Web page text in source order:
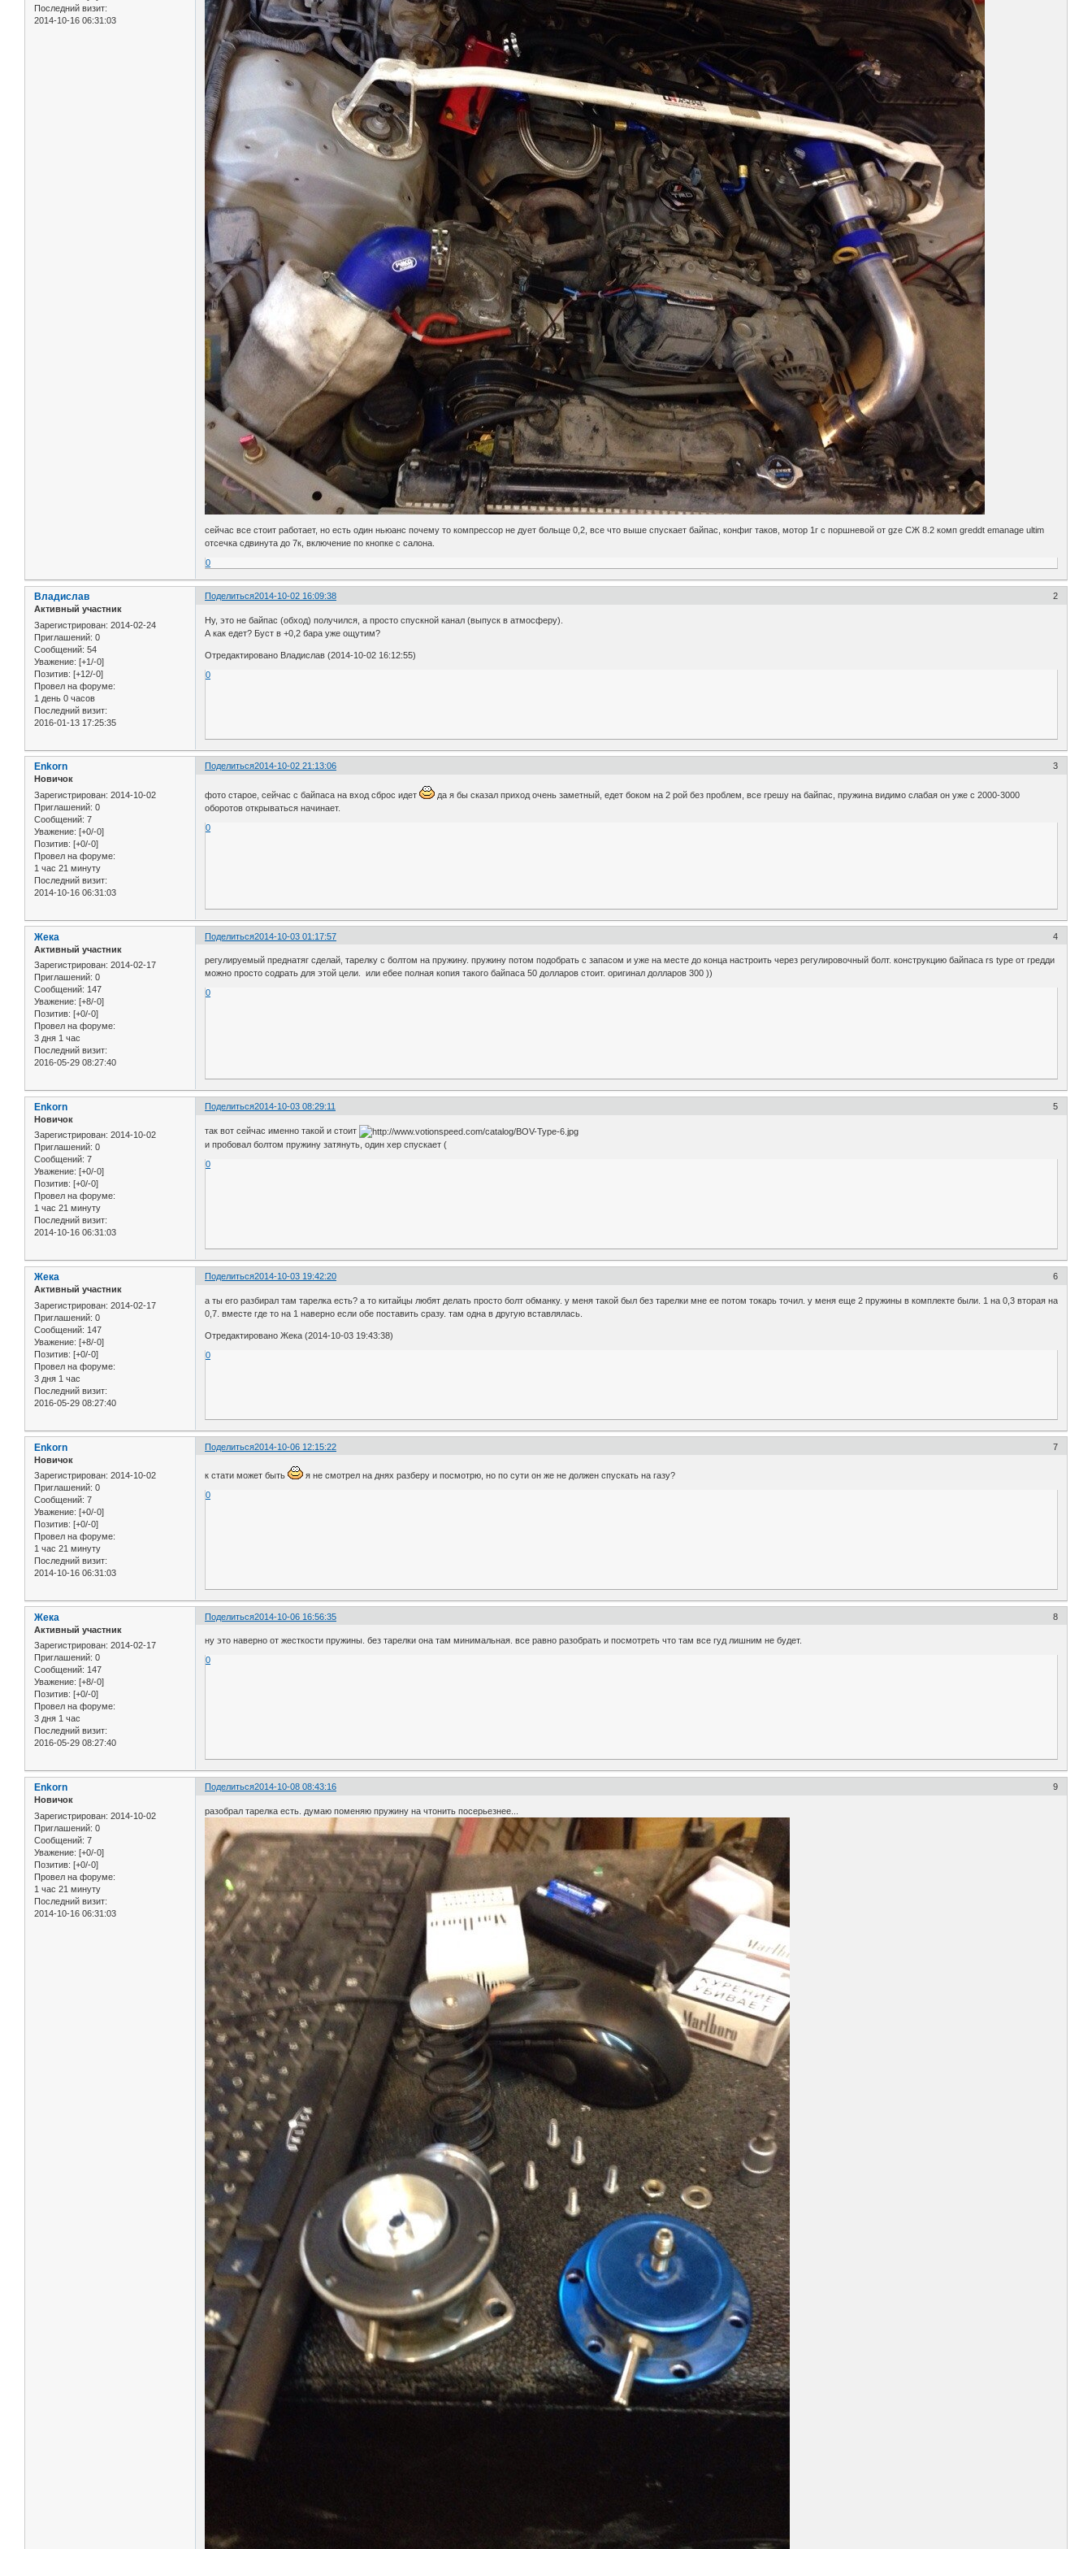
Последний визит:
2014-10-16 06:31:03
сейчас все стоит работает, но есть один ньюанс почему то компрессор не дует больще 0,2, все что выше спускает байпас, конфиг таков, мотор 1г с поршневой от gze СЖ 8.2 комп greddt emanage ultim
отсечка сдвинута до 7к, включение по кнопке с салона.
0
Поделиться 2
2014-10-02 16:09:38
Bладислав
Активный участник
Зарегистрирован: 2014-02-24
Приглашений: 0
Сообщений: 54
Уважение: [+1/-0]
Позитив: [+12/-0]
Провел на форуме:
1 день 0 часов
Последний визит:
2016-01-13 17:25:35
Ну, это не байпас (обход) получился, а просто спускной канал (выпуск в атмосферу).
А как едет? Буст в +0,2 бара уже ощутим?
Отредактировано Bладислав (2014-10-02 16:12:55)
0
Поделиться 3
2014-10-02 21:13:06
Enkorn
Новичок
Зарегистрирован: 2014-10-02
Приглашений: 0
Сообщений: 7
Уважение: [+0/-0]
Позитив: [+0/-0]
Провел на форуме:
1 час 21 минуту
Последний визит:
2014-10-16 06:31:03
фото старое, сейчас с байпаса на вход сброс идет
да я бы сказал приход очень заметный, едет боком на 2 рой без проблем, все грешу на байпас, пружина видимо слабая он уже с 2000-3000
оборотов открываться начинает.
0
Поделиться 4
2014-10-03 01:17:57
Жека
Активный участник
Зарегистрирован: 2014-02-17
Приглашений: 0
Сообщений: 147
Уважение: [+8/-0]
Позитив: [+0/-0]
Провел на форуме:
3 дня 1 час
Последний визит:
2016-05-29 08:27:40
регулируемый преднатяг сделай, тарелку с болтом на пружину. пружину потом подобрать с запасом и уже на месте до конца настроить через регулировочный болт. конструкцию байпаса rs type от гредди
можно просто содрать для этой цели. или ебее полная копия такого байпаса 50 долларов стоит. оригинал долларов 300 ))
0
Поделиться 5
2014-10-03 08:29:11
Enkorn
Новичок
Зарегистрирован: 2014-10-02
Приглашений: 0
Сообщений: 7
Уважение: [+0/-0]
Позитив: [+0/-0]
Провел на форуме:
1 час 21 минуту
Последний визит:
2014-10-16 06:31:03
так вот сейчас именно такой и стоит
и пробовал болтом пружину затянуть, один хер спускает (
0
Поделиться 6
2014-10-03 19:42:20
Жека
Активный участник
Зарегистрирован: 2014-02-17
Приглашений: 0
Сообщений: 147
Уважение: [+8/-0]
Позитив: [+0/-0]
Провел на форуме:
3 дня 1 час
Последний визит:
2016-05-29 08:27:40
а ты его разбирал там тарелка есть? а то китайцы любят делать просто болт обманку. у меня такой был без тарелки мне ее потом токарь точил. у меня еще 2 пружины в комплекте были. 1 на 0,3 вторая на
0,7. вместе где то на 1 наверно если обе поставить сразу. там одна в другую вставлялась.
Отредактировано Жека (2014-10-03 19:43:38)
0
Поделиться 7
2014-10-06 12:15:22
Enkorn
Новичок
Зарегистрирован: 2014-10-02
Приглашений: 0
Сообщений: 7
Уважение: [+0/-0]
Позитив: [+0/-0]
Провел на форуме:
1 час 21 минуту
Последний визит:
2014-10-16 06:31:03
к стати может быть
я не смотрел на днях разберу и посмотрю, но по сути он же не должен спускать на газу?
0
Поделиться 8
2014-10-06 16:56:35
Жека
Активный участник
Зарегистрирован: 2014-02-17
Приглашений: 0
Сообщений: 147
Уважение: [+8/-0]
Позитив: [+0/-0]
Провел на форуме:
3 дня 1 час
Последний визит:
2016-05-29 08:27:40
ну это наверно от жесткости пружины. без тарелки она там минимальная. все равно разобрать и посмотреть что там все гуд лишним не будет.
0
Поделиться 9
2014-10-08 08:43:16
Enkorn
Новичок
Зарегистрирован: 2014-10-02
Приглашений: 0
Сообщений: 7
Уважение: [+0/-0]
Позитив: [+0/-0]
Провел на форуме:
1 час 21 минуту
Последний визит:
2014-10-16 06:31:03
разобрал тарелка есть. думаю поменяю пружину на чтонить посерьезнее...